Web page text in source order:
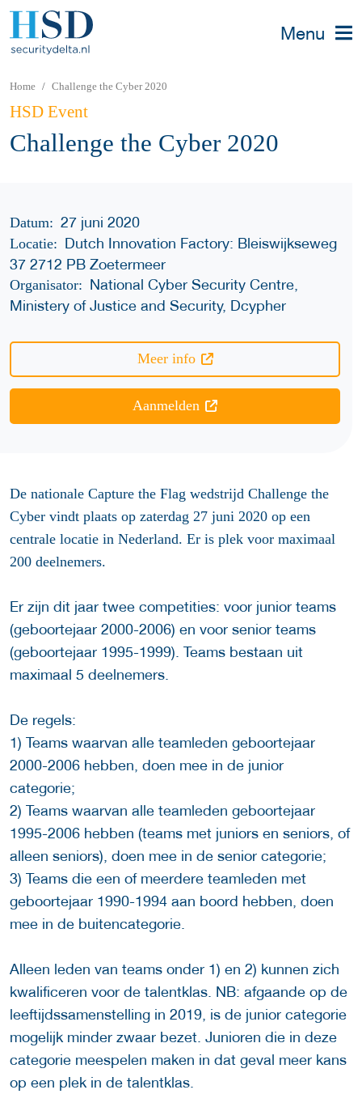
Menu
Home Challenge the Cyber 2020
HSD Event
Challenge the Cyber 2020
Datum: 27 juni 2020
Locatie: Dutch Innovation Factory: Bleiswijkseweg
37 2712 PB Zoetermeer
Organisator: National Cyber Security Centre,
Ministery of Justice and Security, Dcypher
Meer info
Aanmelden
De nationale Capture the Flag wedstrijd Challenge the
Cyber vindt plaats op zaterdag 27 juni 2020 op een
centrale locatie in Nederland. Er is plek voor maximaal
200 deelnemers.
Er zijn dit jaar twee competities: voor junior teams
(geboortejaar 2000-2006) en voor senior teams
(geboortejaar 1995-1999). Teams bestaan uit
maximaal 5 deelnemers.
De regels:
1) Teams waarvan alle teamleden geboortejaar
2000-2006 hebben, doen mee in de junior
categorie;
2) Teams waarvan alle teamleden geboortejaar
1995-2006 hebben (teams met juniors en seniors, of
alleen seniors), doen mee in de senior categorie;
3) Teams die een of meerdere teamleden met
geboortejaar 1990-1994 aan boord hebben, doen
mee in de buitencategorie.
Alleen leden van teams onder 1) en 2) kunnen zich
kwalificeren voor de talentklas. NB: afgaande op de
leeftijdssamenstelling in 2019, is de junior categorie
mogelijk minder zwaar bezet. Junioren die in deze
categorie meespelen maken in dat geval meer kans
op een plek in de talentklas.